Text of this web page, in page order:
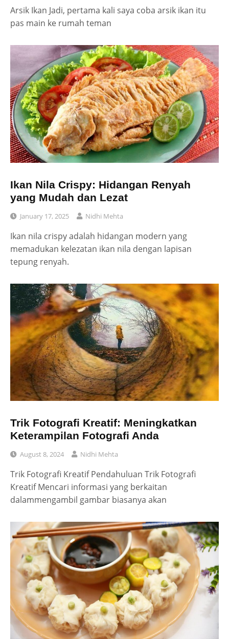
Arsik Ikan Jadi, pertama kali saya coba arsik ikan itu
pas main ke rumah teman
Ikan Nila Crispy: Hidangan Renyah
yang Mudah dan Lezat
January 17, 2025 Nidhi Mehta
Ikan nila crispy adalah hidangan modern yang
memadukan kelezatan ikan nila dengan lapisan
tepung renyah.
Trik Fotografi Kreatif: Meningkatkan
Keterampilan Fotografi Anda
August 8, 2024 Nidhi Mehta
Trik Fotografi Kreatif Pendahuluan Trik Fotografi
Kreatif Mencari informasi yang berkaitan
dalammengambil gambar biasanya akan